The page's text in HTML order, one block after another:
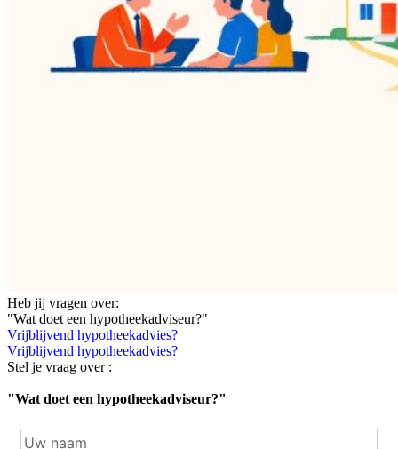
Heb jij vragen over:
"Wat doet een hypotheekadviseur?"
Vrijblijvend hypotheekadvies?
Vrijblijvend hypotheekadvies?
Stel je vraag over :
"Wat doet een hypotheekadviseur?"